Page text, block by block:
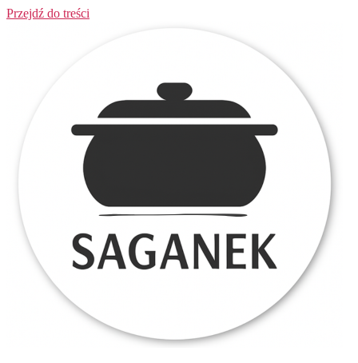
Przejdź do treści